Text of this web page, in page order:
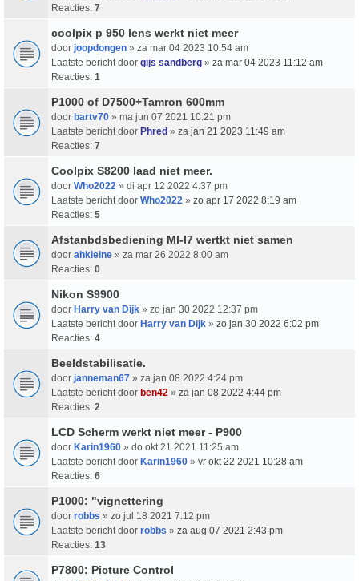
Reacties: 7
coolpix p 950 lens werkt niet meer
door joopdongen » za mar 04 2023 10:54 am
Laatste bericht door gijs sandberg » za mar 04 2023 11:12 am
Reacties: 1
P1000 of D7500+Tamron 600mm
door bartv70 » ma jun 07 2021 10:21 pm
Laatste bericht door Phred » za jan 21 2023 11:49 am
Reacties: 7
Coolpix S8200 laad niet meer.
door Who2022 » di apr 12 2022 4:37 pm
Laatste bericht door Who2022 » zo apr 17 2022 8:19 am
Reacties: 5
Afstanbdsbediening Ml-l7 wertkt niet samen
door ahkleine » za mar 26 2022 8:00 am
Reacties: 0
Nikon S9900
door Harry van Dijk » zo jan 30 2022 12:37 pm
Laatste bericht door Harry van Dijk » zo jan 30 2022 6:02 pm
Reacties: 4
Beeldstabilisatie.
door janneman67 » za jan 08 2022 4:24 pm
Laatste bericht door ben42 » za jan 08 2022 4:44 pm
Reacties: 2
LCD Scherm werkt niet meer - P900
door Karin1960 » do okt 21 2021 11:25 am
Laatste bericht door Karin1960 » vr okt 22 2021 10:28 am
Reacties: 6
P1000: "vignettering
door robbs » zo jul 18 2021 7:12 pm
Laatste bericht door robbs » za aug 07 2021 2:43 pm
Reacties: 13
P7800: Picture Control